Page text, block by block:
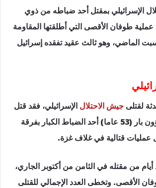
الإسرائيلي بمقتل أحد ضباطه من ذوي
عملية طوفان الأقصى التي أطلقتها المقاومة
الماضي، وهو ثالث عقيد تفقده إسرائيل
لقتلى جيش الاحتلال الإسرائيلي، فقد قتل
العقيد (احتياط) ليؤون بار (53 عاما) أحد الضباط الكبار بفرقة
عمليات قتالية في غلاف غزة.
أيام من مقتله في الثامن من أكتوبر الجاري،
الأقصى. وتخطى العدد الإجمالي للقتلى